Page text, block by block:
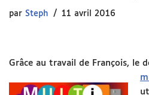
par Steph 11 avril 2016
Grâce au travail de François, le